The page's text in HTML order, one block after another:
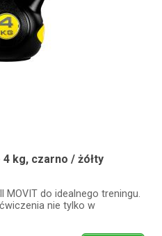
kg, czarno / żółty
do idealnego treningu.
nie tylko w